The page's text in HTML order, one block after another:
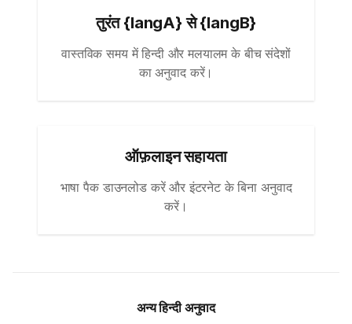
तुरंत {langA} से {langB}
वास्तविक समय में हिन्दी और मलयालम के बीच संदेशों
का अनुवाद करें।
ऑफ़लाइन सहायता
भाषा पैक डाउनलोड करें और इंटरनेट के बिना अनुवाद
करें।
अन्य हिन्दी अनुवाद